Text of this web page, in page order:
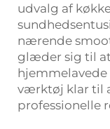
udvalg af
nærende
glæder sig til
hjemmelavede
værktøj klar til
professionelle